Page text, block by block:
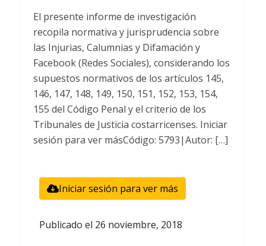
El presente informe de investigación
recopila normativa y jurisprudencia sobre
las Injurias, Calumnias y Difamación y
Facebook (Redes Sociales), considerando los
supuestos normativos de los artículos 145,
146, 147, 148, 149, 150, 151, 152, 153, 154,
155 del Código Penal y el criterio de los
Tribunales de Justicia costarricenses. Iniciar
sesión para ver másCódigo: 5793|Autor: […]
Iniciar sesión para ver más
Publicado el 26 noviembre, 2018